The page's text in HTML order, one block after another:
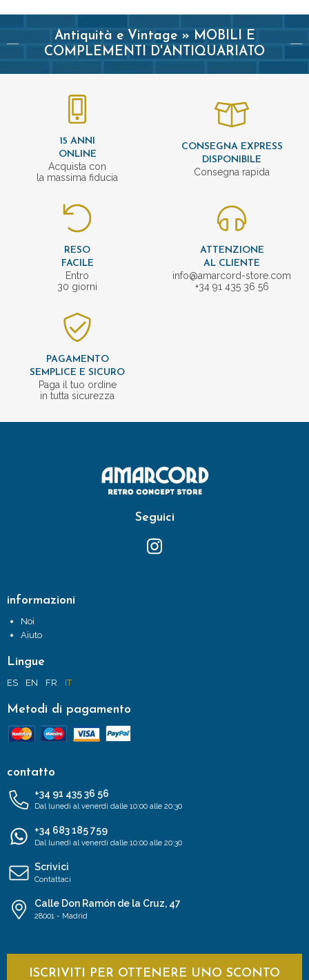
Antiquità e Vintage » MOBILI E
COMPLEMENTI D'ANTIQUARIATO
15 ANNI
ONLINE
Acquista con
la massima fiducia
CONSEGNA EXPRESS
DISPONIBILE
Consegna rapida
RESO
FACILE
Entro
30 giorni
ATTENZIONE
AL CLIENTE
info@amarcord-store.com
+34 91 435 36 56
PAGAMENTO
SEMPLICE E SICURO
Paga il tuo ordine
in tutta sicurezza
Seguici
informazioni
Noi
Aiuto
Lingue
ES EN FR IT
Metodi di pagamento
contatto
+34 91 435 36 56
Dal lunedì al venerdì dalle 10:00 alle 20:30
+34 683 185 759
Dal lunedì al venerdì dalle 10:00 alle 20:30
Scrivici
Contattaci
Calle Don Ramón de la Cruz, 47
28001 - Madrid
ISCRIVITI PER OTTENERE UNO SCONTO